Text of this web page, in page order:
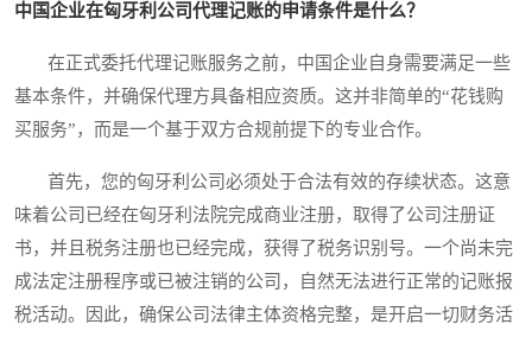
中国企业在匈牙利公司代理记账的申请条件是什么？
在正式委托代理记账服务之前，中国企业自身需要满足一些
基本条件，并确保代理方具备相应资质。这并非简单的“花钱购
买服务”，而是一个基于双方合规前提下的专业合作。
首先，您的匈牙利公司必须处于合法有效的存续状态。这意
味着公司已经在匈牙利法院完成商业注册，取得了公司注册证
书，并且税务注册也已经完成，获得了税务识别号。一个尚未完
成法定注册程序或已被注销的公司，自然无法进行正常的记账报
税活动。因此，确保公司法律主体资格完整，是开启一切财务活